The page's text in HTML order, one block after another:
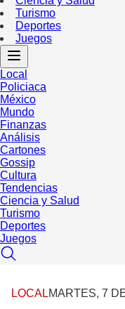
Turismo
Deportes
Juegos
Local
Policiaca
México
Mundo
Finanzas
Análisis
Cartones
Gossip
Cultura
Tendencias
Ciencia y Salud
Turismo
Deportes
Juegos
LOCALMARTES, 7